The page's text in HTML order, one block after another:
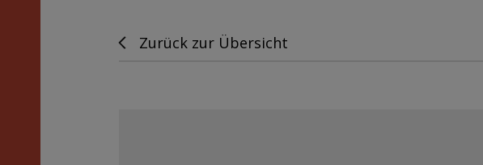
Zurück zur Übersicht